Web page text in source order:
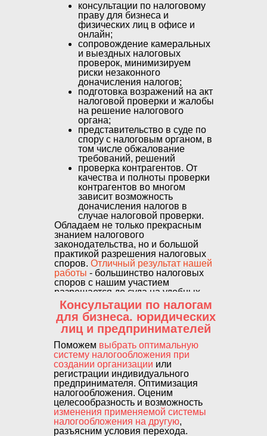
консультации по налоговому
праву для бизнеса и
физических лиц в офисе и
онлайн;
сопровождение камеральных
и выездных налоговых
проверок, минимизируем
риски незаконного
доначисления налогов;
подготовка возражений на акт
налоговой проверки и жалобы
на решение налогового
органа;
представительство в суде по
спору с налоговым органом, в
том числе обжалование
требований, решений
проверка контрагентов. От
качества и полноты проверки
контрагентов во многом
зависит возможность
доначисления налогов в
случае налоговой проверки.
Обладаем не только прекрасным
знанием налогового
законодательства, но и большой
практикой разрешения налоговых
споров. Отличный результат нашей
работы - большинство налоговых
споров с нашим участием
разрешается до суда на удобных
для наших заказчиков условиях.
Консультации по налогам
для бизнеса. юридических
лиц и предпринимателей
Поможем выбрать оптимальную
систему налогообложения при
создании организации или
регистрации индивидуального
предпринимателя. Оптимизация
налогообложения. Оценим
целесообразность и возможность
изменения применяемой системы
налогообложения на другую,
разъясним условия перехода.